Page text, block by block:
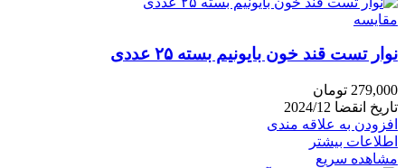
مقایسه
نوار تست قند خون بایونیم بسته ۲۵ عددی
279,000 تومان
تاریخ انقضا 2024/12
افزودن به علاقه مندی
اطلاعات بیشتر
مشاهده سریع